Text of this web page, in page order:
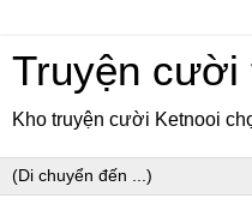
Truyện cười
Kho truyện cười Ketnooi